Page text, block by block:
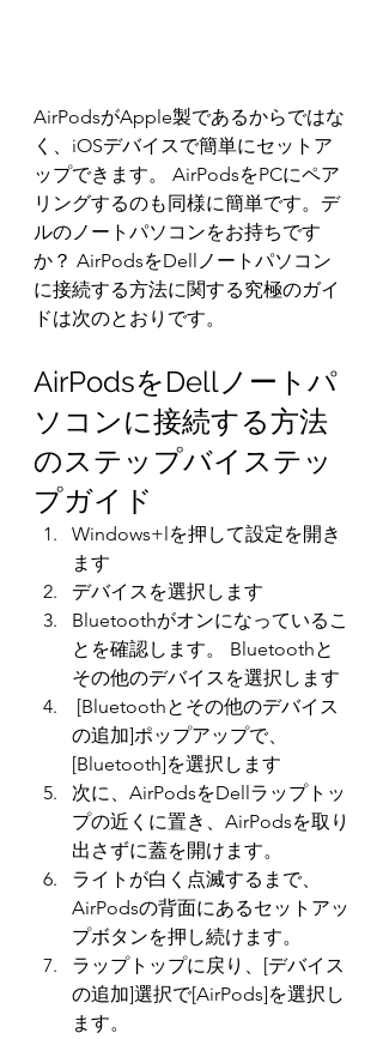
AirPodsがApple製であるからではな
く、iOSデバイスで簡単にセットア
ップできます。 AirPodsをPCにペア
リングするのも同様に簡単です。デ
ルのノートパソコンをお持ちです
か？ AirPodsをDellノートパソコン
に接続する方法に関する究極のガイ
ドは次のとおりです。
AirPodsをDellノートパ
ソコンに接続する方法
のステップバイステッ
プガイド
Windows+lを押して設定を開き
ます
デバイスを選択します
Bluetoothがオンになっているこ
とを確認します。 Bluetoothと
その他のデバイスを選択します
の追加]ポップアップで、
[Bluetooth]を選択します
次に、AirPodsをDellラップトッ
プの近くに置き、AirPodsを取り
出さずに蓋を開けます。
ライトが白く点滅するまで、
AirPodsの背面にあるセットアッ
プボタンを押し続けます。
ラップトップに戻り、[デバイス
の追加]選択で[AirPods]を選択し
ます。